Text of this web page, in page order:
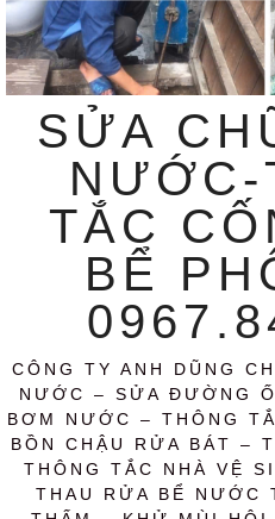
SỬA
NƯỚC-
TẮC
BỂ
CÔNG TY ANH DŨNG
NƯỚC – SỬA ĐƯỜNG
BƠM NƯỚC – THÔNG
BỒN CHẬU RỬA BÁT –
THÔNG TẮC NHÀ VỆ
THAU RỬA BỂ NƯỚC